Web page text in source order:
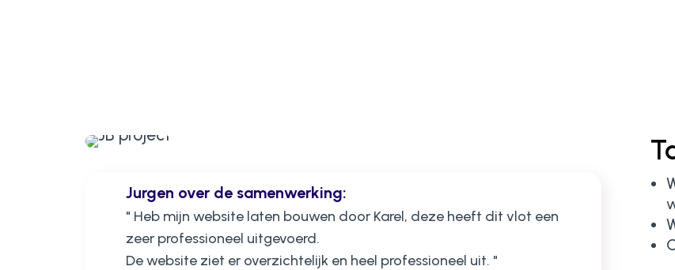
Jurgen over de samenwerking:
" Heb mijn website laten bouwen door Karel, deze heeft dit vlot een
zeer professioneel uitgevoerd.
De website ziet er overzichtelijk en heel professioneel uit. "